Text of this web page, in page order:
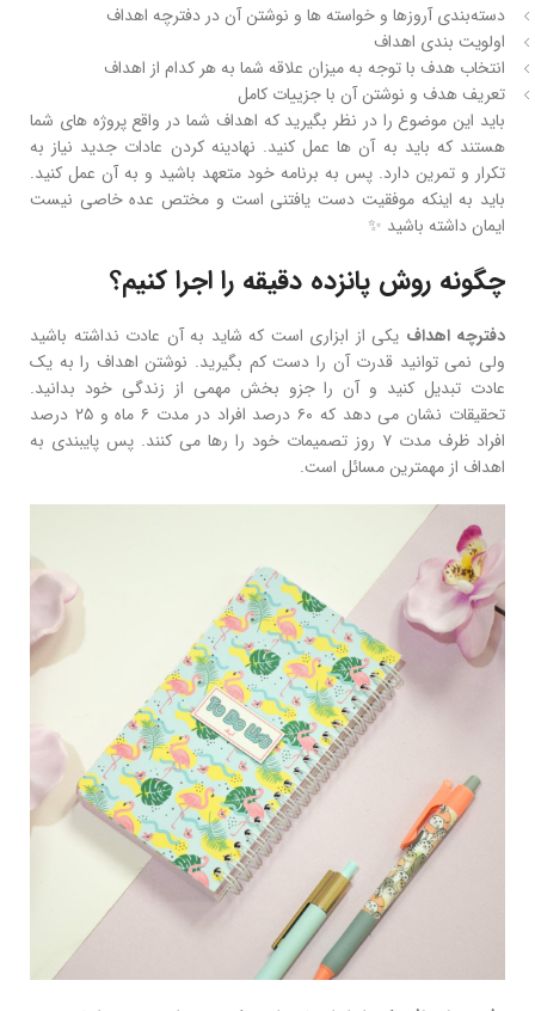
دسته‌بندی آروزها و خواسته‌ ها و نوشتن آن در دفترچه اهداف
اولویت‌ بندی اهداف
انتخاب هدف با توجه به میزان علاقه شما به هر کدام از اهداف
تعریف هدف و نوشتن آن با جزییات کامل
باید این موضوع را در نظر بگیرید که اهداف شما در واقع پروژه‌ های شما
هستند که باید به آن‌ ها عمل کنید. نهادینه کردن عادات جدید نیاز به
تکرار و تمرین دارد. پس به برنامه خود متعهد باشید و به آن عمل کنید.
باید به اینکه موفقیت دست‌ یافتنی است و مختص عده خاصی نیست
ایمان داشته باشید ✨
چگونه روش پانزده دقیقه را اجرا کنیم؟
دفترچه اهداف یکی از ابزاری است که شاید به آن عادت نداشته باشید
ولی نمی توانید قدرت آن را دست‌ کم بگیرید. نوشتن اهداف را به یک
عادت تبدیل کنید و آن‌ را جزو بخش مهمی از زندگی خود بدانید.
تحقیقات نشان می دهد که ۶۰ درصد افراد در مدت ۶ ماه و ۲۵ درصد
افراد ظرف مدت ۷ روز تصمیمات خود را رها می‌ کنند. پس پایبندی به
اهداف از مهمترین مسائل است.